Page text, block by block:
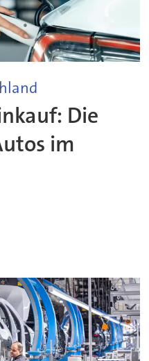
Die
im